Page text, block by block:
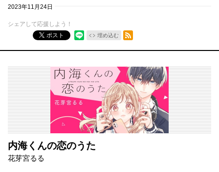
2023年11月24日
シェアして応援しよう！
ポスト
埋め込む
RSSフィード
内海くんの恋のうた
花芽宮るる